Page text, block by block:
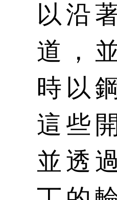
以沿
道，
時以
這些
並透